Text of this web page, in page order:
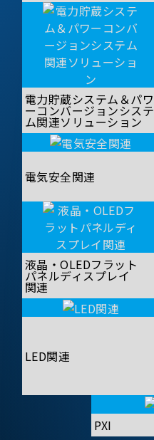
電力貯蔵システム＆パワ
ーコンバージョンシステ
ム関連ソリューション
電気安全関連
液晶・OLEDフラット
パネルディスプレイ
関連
LED関連
PXI